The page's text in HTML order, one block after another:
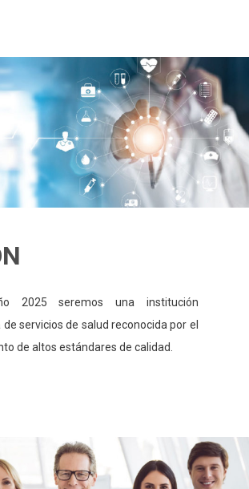
2025 seremos una institución
servicios de salud reconocida por el
de altos estándares de calidad.